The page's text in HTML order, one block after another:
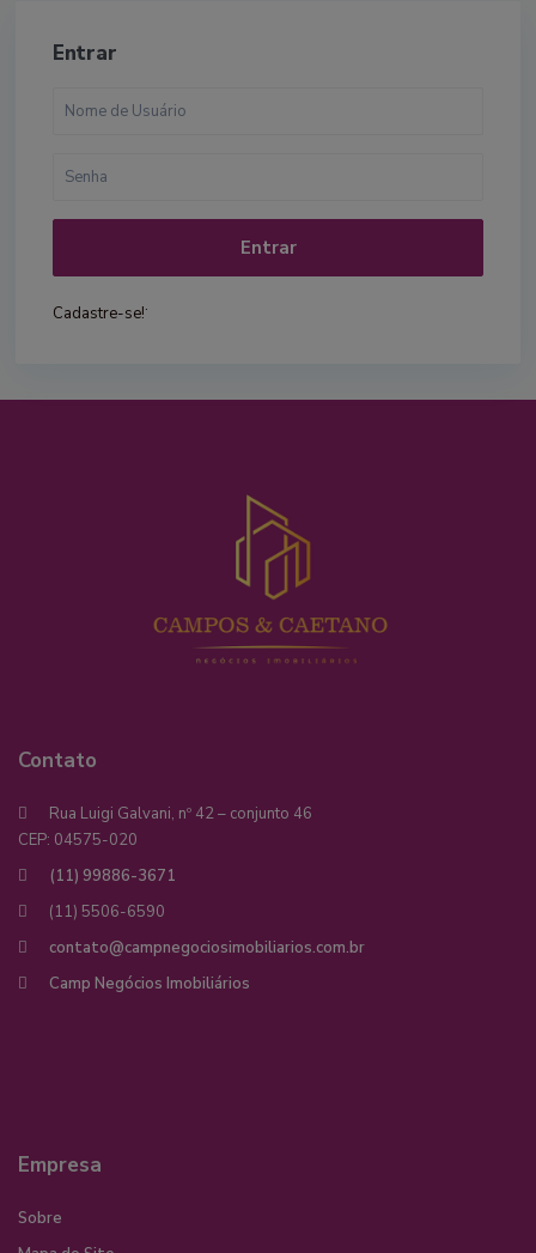
Entrar
Entrar
Cadastre-se!.
Contato
Rua Luigi Galvani, nº 42 – conjunto 46
CEP: 04575-020
(11) 99886-3671
(11) 5506-6590
contato@campnegociosimobiliarios.com.br
Camp Negócios Imobiliários
Empresa
Sobre